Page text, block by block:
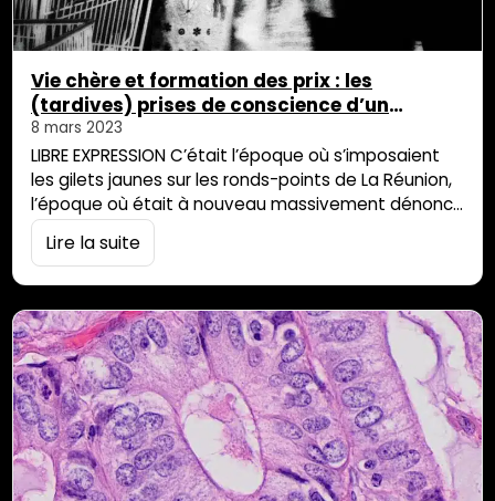
Vie chère et formation des prix : les
(tardives) prises de conscience d’un
profond ignorant
8 mars 2023
LIBRE EXPRESSION C’était l’époque où s’imposaient
les gilets jaunes sur les ronds-points de La Réunion,
l’époque où était à nouveau massivement dénoncé
le « coût de la vie » exorbitant, réquisitoire
réunionnais périodique, hélas peu suivi d’effets
alors que, parfait ignorant, je m’apprêtais à
approuver la dénonciation […]
Lire la suite